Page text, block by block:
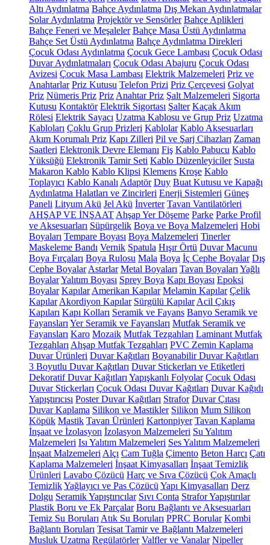
Altı Aydınlatma Bahçe Aydınlatma Dış Mekan Aydınlatmalar
Solar Aydınlatma Projektör ve Sensörler Bahçe Aplikleri
Bahçe Feneri ve Meşaleler Bahçe Masa Üstü Aydınlatma
Bahçe Set Üstü Aydınlatma Bahçe Aydınlatma Direkleri
Çocuk Odası Aydınlatma Çocuk Gece Lambası Çocuk Odası
Duvar Aydınlatmaları Çocuk Odası Abajuru Çocuk Odası
Avizesi Çocuk Masa Lambası Elektrik Malzemeleri Priz ve
Anahtarlar Priz Kutusu Telefon Prizi Priz Çerçevesi Golyat
Priz Nümeris Priz Priz Anahtar Priz Şalt Malzemeleri Sigorta
Kutusu Kontaktör Elektrik Sigortası Şalter Kaçak Akım
Rölesi Elektrik Sayacı Uzatma Kablosu ve Grup Priz Uzatma
Kabloları Çoklu Grup Prizleri Kablolar Kablo Aksesuarları
Akım Korumalı Priz Kapı Zilleri Pil ve Şarj Cihazları Zaman
Saatleri Elektronik Devre Elemanı Fiş Kablo Pabucu Kablo
Yüksüğü Elektronik Tamir Seti Kablo Düzenleyiciler Susta
Makaron Kablo Kablo Klipsi Klemens Kroşe Kablo
Toplayıcı Kablo Kanalı Adaptör Duy Buat Kutusu ve Kapağı
Aydınlatma Halatları ve Zincirleri Enerji Sistemleri Güneş
Paneli Lityum Akü Jel Akü İnverter Tavan Vantilatörleri
AHŞAP VE İNŞAAT Ahşap Yer Döşeme Parke Parke Profil
ve Aksesuarları Süpürgelik Boya ve Boya Malzemeleri Hobi
Boyaları Tempare Boyası Boya Malzemeleri Tinerler
Maskeleme Bandı Vernik Spatula Hışır Örtü Duvar Macunu
Boya Fırçaları Boya Rulosu Mala Boya İç Cephe Boyalar Dış
Cephe Boyalar Astarlar Metal Boyaları Tavan Boyaları Yağlı
BoyalarYalıtım Boyası Sprey Boya Kapı Boyası Epoksi
Boyalar Kapılar Amerikan Kapılar Melamin Kapılar Çelik
Kapılar Akordiyon Kapılar Sürgülü Kapılar Acil Çıkış
Kapıları Kapı Kolları Seramik ve Fayans Banyo Seramik ve
Fayansları Yer Seramik ve Fayansları Mutfak Seramik ve
Fayansları Karo Mozaik Mutfak Tezgahları Laminant Mutfak
Tezgahları Ahşap Mutfak Tezgahları PVC Zemin Kaplama
Duvar Ürünleri Duvar Kağıtları Boyanabilir Duvar Kağıtları
3 Boyutlu Duvar Kağıtları Duvar Stickerları ve Etiketleri
Dekoratif Duvar Kağıtları Yapışkanlı Folyolar Çocuk Odası
Duvar Stickerları Çocuk Odası Duvar Kağıtları Duvar Kağıdı
Yapıştırıcısı Poster Duvar Kağıtları Strafor Duvar Çıtası
Duvar Kaplama Silikon ve Mastikler Silikon Mum Silikon
Köpük Mastik Tavan Ürünleri Kartonpiyer Tavan Kaplama
İnşaat ve İzolasyon İzolasyon Malzemeleri Su Yalıtım
Malzemeleri Isı Yalıtım Malzemeleri Ses Yalıtım Malzemeleri
İnşaat Malzemeleri Alçı Cam Tuğla Çimento Beton Harcı Çatı
Kaplama Malzemeleri İnşaat Kimyasalları İnşaat Temizlik
Ürünleri Lavabo Çözücü Harç ve Sıva Çözücü Çok Amaçlı
TemizlikYağlayıcı ve Pas Çözücü Yapı Kimyasalları Derz
Dolgu Seramik Yapıştırıcılar Sıvı Conta Strafor Yapıştırılar
Plastik Boru ve Ek Parçalar Boru Bağlantı ve Aksesuarları
Temiz Su Boruları Atık Su Boruları PPRC Borular Kombi
Bağlantı Boruları Tesisat Tamir ve Bağlantı Malzemeleri
Musluk Uzatma Regülatörler Valfler ve Vanalar Nipeller